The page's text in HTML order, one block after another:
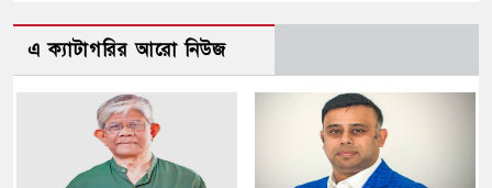
এ ক্যাটাগরির আরো নিউজ